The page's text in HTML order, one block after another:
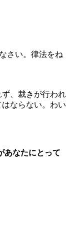
さい。律法をね
、裁きが行われ
ならない。わい
あなたにとって